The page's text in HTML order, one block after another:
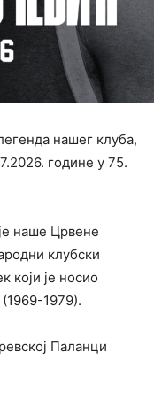
нашег клуба,
године у 75.
наше Црвене
клубски
који је носио
1979).
Паланци